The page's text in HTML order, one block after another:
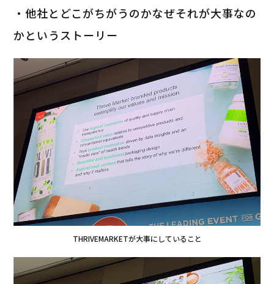
・他社とどこがちがうのかなぜそれが大事なの
かというストーリー
THRIVEMARKETが大事にしていること